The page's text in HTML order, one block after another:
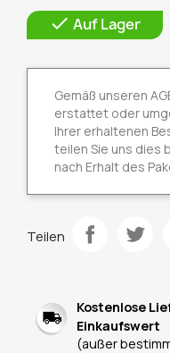
 Auf Lager
Gemäß unseren
erstattet oder
Ihrer erhaltenen
teilen Sie uns dies
nach Erhalt des
Teilen
Kostenlose
Einkaufswert
(außer